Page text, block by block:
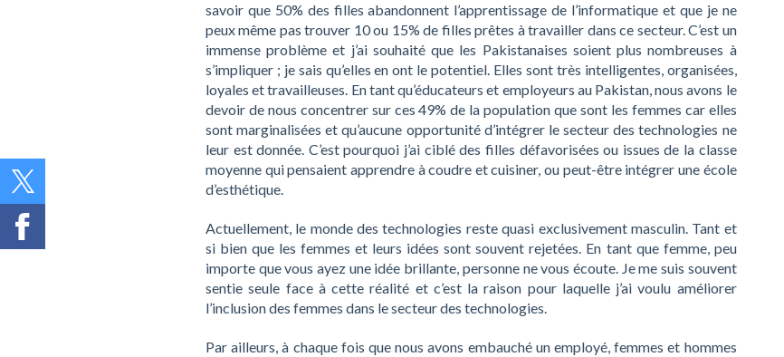
savoir que 50% des filles abandonnent l’apprentissage de l’informatique et que je ne
peux même pas trouver 10 ou 15% de filles prêtes à travailler dans ce secteur. C’est un
immense problème et j’ai souhaité que les Pakistanaises soient plus nombreuses à
s’impliquer ; je sais qu’elles en ont le potentiel. Elles sont très intelligentes, organisées,
loyales et travailleuses. En tant qu’éducateurs et employeurs au Pakistan, nous avons le
devoir de nous concentrer sur ces 49% de la population que sont les femmes car elles
sont marginalisées et qu’aucune opportunité d’intégrer le secteur des technologies ne
leur est donnée. C’est pourquoi j’ai ciblé des filles défavorisées ou issues de la classe
moyenne qui pensaient apprendre à coudre et cuisiner, ou peut-être intégrer une école
d’esthétique.
Actuellement, le monde des technologies reste quasi exclusivement masculin. Tant et
si bien que les femmes et leurs idées sont souvent rejetées. En tant que femme, peu
importe que vous ayez une idée brillante, personne ne vous écoute. Je me suis souvent
sentie seule face à cette réalité et c’est la raison pour laquelle j’ai voulu améliorer
l’inclusion des femmes dans le secteur des technologies.
Par ailleurs, à chaque fois que nous avons embauché un employé, femmes et hommes